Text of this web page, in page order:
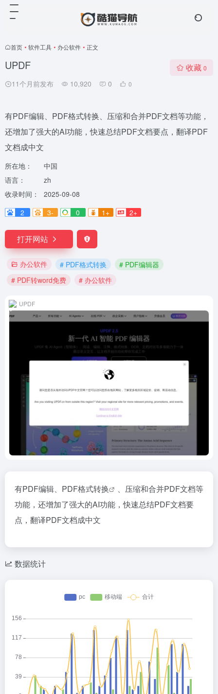
首页 • 软件工具 • 办公软件 • 正文
UPDF
11个月前发布 10,920 0 0
收藏 0
有PDF编辑、PDF格式转换、压缩和合并PDF文档等功能，
还增加了强大的AI功能，快速总结PDF文档要点，翻译PDF
文档成中文
所在地：
中国
语言：
zh
收录时间：
2025-09-08
2
3- 0 1+ 2+
打开网站
办公软件 # PDF格式转换
# PDF编辑器
# PDF转word免费
# 办公软件
UPDF
有PDF编辑、 PDF格式转换
、压缩和合并PDF文档等
功能，还增加了强大的AI功能，快速总结PDF文档要
点，翻译PDF文档成中文
数据统计